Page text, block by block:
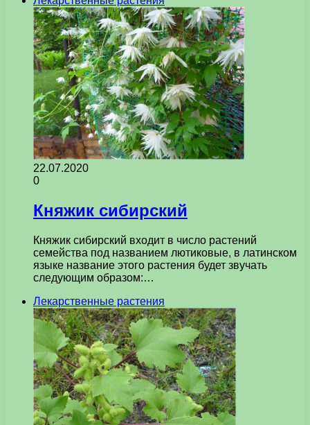
22.07.2020
0
Княжик сибирский
Княжик сибирский входит в число растений
семейства под названием лютиковые, в латинском
языке название этого растения будет звучать
следующим образом:…
Лекарственные растения